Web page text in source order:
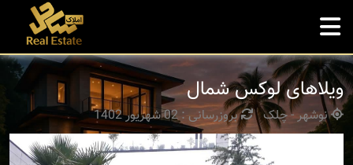
ویلاهای لوکس شمال
نوشهر - چلک بروزرسانی : 02 شهریور 1402